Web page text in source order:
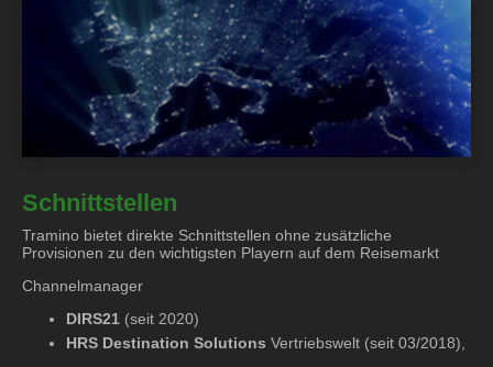
Schnittstellen
Tramino bietet direkte Schnittstellen ohne zusätzliche
Provisionen zu den wichtigsten Playern auf dem Reisemarkt
Channelmanager
DIRS21 (seit 2020)
HRS Destination Solutions Vertriebswelt (seit 03/2018),